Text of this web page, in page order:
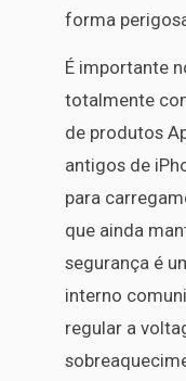
forma
É importante
totalmente
de produtos
antigos de
para
que ainda
segurança é
interno
regular a